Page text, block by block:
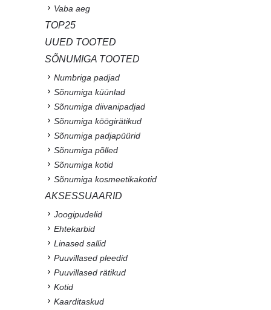
Vaba aeg
TOP25
UUED TOOTED
SÕNUMIGA TOOTED
Numbriga padjad
Sõnumiga küünlad
Sõnumiga diivanipadjad
Sõnumiga köögirätikud
Sõnumiga padjapüürid
Sõnumiga põlled
Sõnumiga kotid
Sõnumiga kosmeetikakotid
AKSESSUAARID
Joogipudelid
Ehtekarbid
Linased sallid
Puuvillased pleedid
Puuvillased rätikud
Kotid
Kaarditaskud